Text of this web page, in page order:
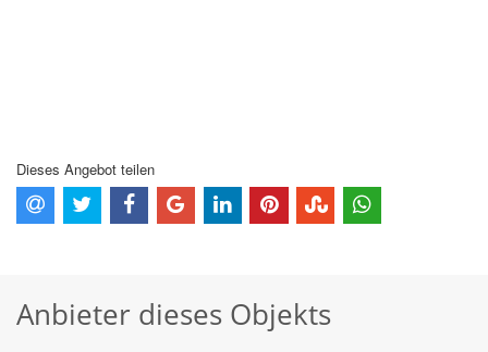
Dieses Angebot teilen
Anbieter dieses Objekts